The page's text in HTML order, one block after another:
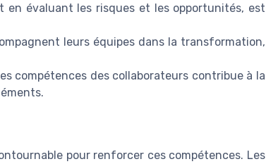
en évaluant les risques et les opportunités, est
leurs équipes dans la transformation,
compétences des collaborateurs contribue à la
pour renforcer ces compétences. Les